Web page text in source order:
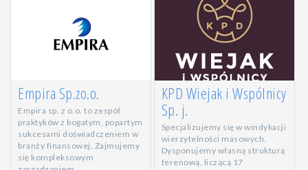
Empira Sp.zo.o.
Empira sp. z o.o. to zespół
praktyków z bogatym, popartym
sukcesami doświadczeniem w
branży finansowej. Zajmujemy
się kompleksowym
KPD Wiejak i Wspólnicy
Sp. j.
Specjalizujemy się w windykacji
wierzytelności masowych.
Dysponujemy własną strukturą
terenową, liczącą 17